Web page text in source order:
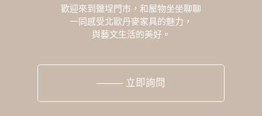
歡迎來到鹽埕門市，和屋物坐坐聊聊
一同感受北歐丹麥家具的魅力，
與藝文生活的美好。
立即詢問